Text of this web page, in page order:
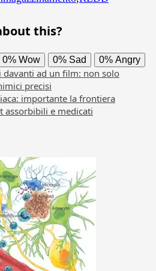
this?
0% Wow 0% Sad 0% Angry
davanti ad un film: non solo
precisi
importante la frontiera
assorbibili e medicati